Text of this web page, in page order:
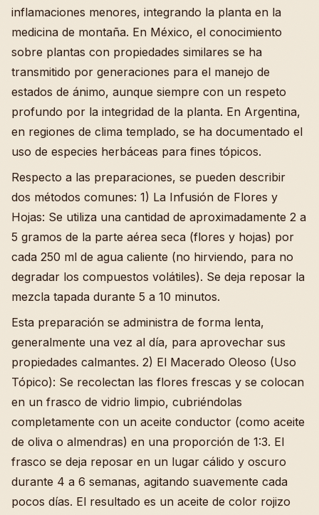
inflamaciones menores, integrando la planta en la
medicina de montaña. En México, el conocimiento
sobre plantas con propiedades similares se ha
transmitido por generaciones para el manejo de
estados de ánimo, aunque siempre con un respeto
profundo por la integridad de la planta. En Argentina,
en regiones de clima templado, se ha documentado el
uso de especies herbáceas para fines tópicos.
Respecto a las preparaciones, se pueden describir
dos métodos comunes: 1) La Infusión de Flores y
Hojas: Se utiliza una cantidad de aproximadamente 2 a
5 gramos de la parte aérea seca (flores y hojas) por
cada 250 ml de agua caliente (no hirviendo, para no
degradar los compuestos volátiles). Se deja reposar la
mezcla tapada durante 5 a 10 minutos.
Esta preparación se administra de forma lenta,
generalmente una vez al día, para aprovechar sus
propiedades calmantes. 2) El Macerado Oleoso (Uso
Tópico): Se recolectan las flores frescas y se colocan
en un frasco de vidrio limpio, cubriéndolas
completamente con un aceite conductor (como aceite
de oliva o almendras) en una proporción de 1:3. El
frasco se deja reposar en un lugar cálido y oscuro
durante 4 a 6 semanas, agitando suavemente cada
pocos días. El resultado es un aceite de color rojizo